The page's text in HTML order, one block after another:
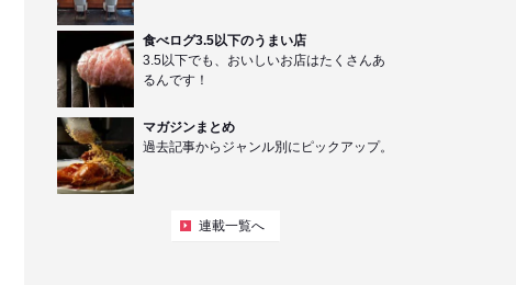
食べログ3.5以下のうまい店
3.5以下でも、おいしいお店はたくさんあ
るんです！
マガジンまとめ
過去記事からジャンル別にピックアップ。
連載一覧へ